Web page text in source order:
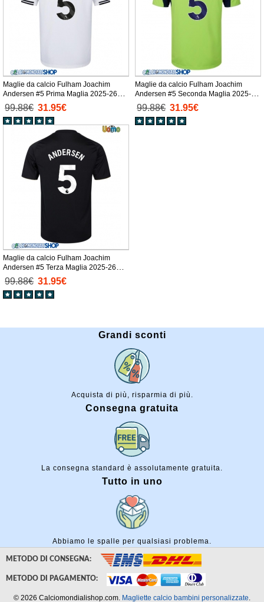
Maglie da calcio Fulham Joachim
Andersen #5 Prima Maglia 2025-26
Manica Corta
99.88€ 31.95€
Maglie da calcio Fulham Joachim
Andersen #5 Seconda Maglia 2025-26
Manica Corta
99.88€ 31.95€
Maglie da calcio Fulham Joachim
Andersen #5 Terza Maglia 2025-26
Manica Corta
99.88€ 31.95€
Grandi sconti
Acquista di più, risparmia di più.
Consegna gratuita
La consegna standard è assolutamente gratuita.
Tutto in uno
Abbiamo le spalle per qualsiasi problema.
METODO DI CONSEGNA:
METODO DI PAGAMENTO:
© 2026 Calciomondialishop.com. Magliette calcio bambini personalizzate.